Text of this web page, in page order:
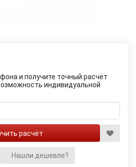
и получите точный расчёт
индивидуальной
Нашли дешевле?